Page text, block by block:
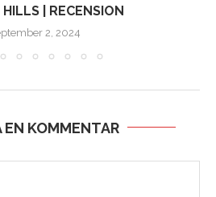
| RECENSION
2, 2024
EN KOMMENTAR